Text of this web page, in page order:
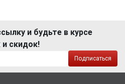
и будьте в курсе
скидок!
Подписаться